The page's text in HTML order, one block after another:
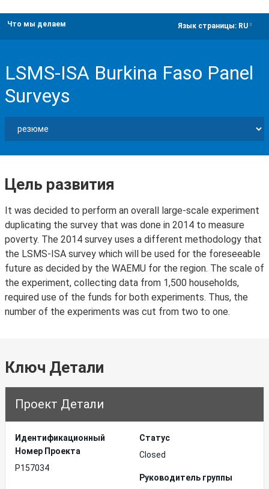
Что мы делаем Язык страницы: RU
LSMS-ISA Burkina Faso Panel
Surveys
Цель развития
It was decided to perform an overall large-scale experiment
duplicating the survey that was done in 2014 to measure
poverty. The 2014 survey uses a different methodology that
the LSMS-ISA survey which will be used for the foreseeable
future as decided by the WAEMU for the region. The scale of
the experiment, collecting data from 1,500 households,
required use of the funds for both experiments. Thus, the
number of the experiments was cut from two to one.
Ключ Детали
Проект Детали
Идентификационный
Hомер Проекта
P157034
Статус
Closed
Руководитель группы